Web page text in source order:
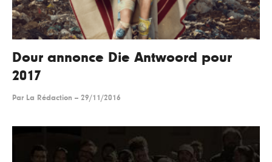
Dour annonce Die Antwoord pour
2017
Par La Rédaction -- 29/11/2016